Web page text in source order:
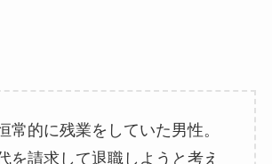
常的に残業をしていた男性。
を請求して退職しようと考え